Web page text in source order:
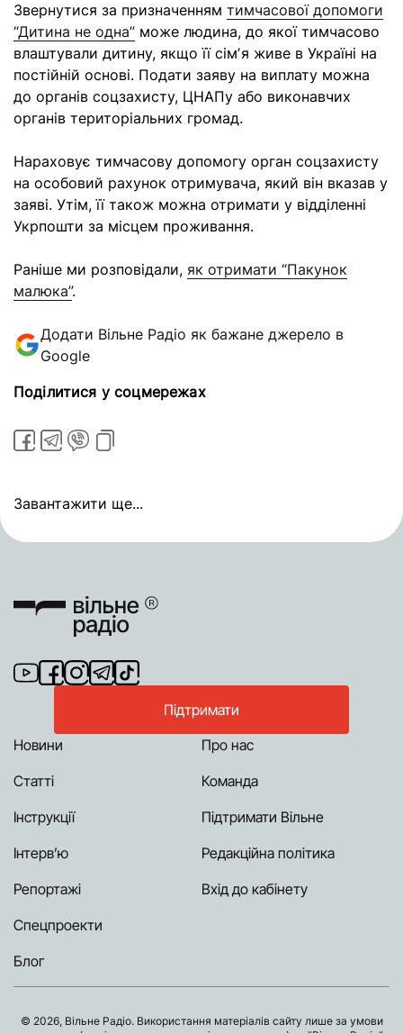
Звернутися за призначенням тимчасової допомоги
“Дитина не одна” може людина, до якої тимчасово
влаштували дитину, якщо її сімʼя живе в Україні на
постійній основі. Подати заяву на виплату можна
до органів соцзахисту, ЦНАПу або виконавчих
органів територіальних громад.
Нараховує тимчасову допомогу орган соцзахисту
на особовий рахунок отримувача, який він вказав у
заяві. Утім, її також можна отримати у відділенні
Укрпошти за місцем проживання.
Раніше ми розповідали, як отримати “Пакунок
малюка”.
Додати Вільне Радіо як бажане джерело в
Google
Поділитися у соцмережах
Завантажити ще...
Підтримати
Новини
Статті
Інструкції
Інтерв’ю
Репортажі
Спецпроекти
Блог
Про нас
Команда
Підтримати Вільне
Редакційна політика
Вхід до кабінету
© 2026, Вільне Радіо. Використання матеріалів сайту лише за умови